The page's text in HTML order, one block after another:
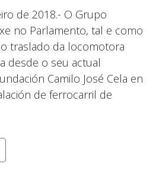
de 2018.- O Grupo
no Parlamento, tal e como
traslado da locomotora
desde o seu actual
Camilo José Cela en
de ferrocarril de